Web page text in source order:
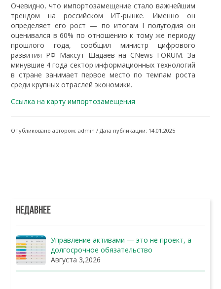
Очевидно, что импортозамещение стало важнейшим
трендом на российском ИТ-рынке. Именно он
определяет его рост — по итогам I полугодия он
оценивался в 60% по отношению к тому же периоду
прошлого года, сообщил министр цифрового
развития РФ Максут Шадаев на CNews FORUM. За
минувшие 4 года сектор информационных технологий
в стране занимает первое место по темпам роста
среди крупных отраслей экономики.
Ссылка на карту импортозамещения
Опубликовано автором: admin / Дата публикации: 14.01.2025
НЕДАВНЕЕ
Управление активами — это не проект, а
долгосрочное обязательство
Августа 3,2026